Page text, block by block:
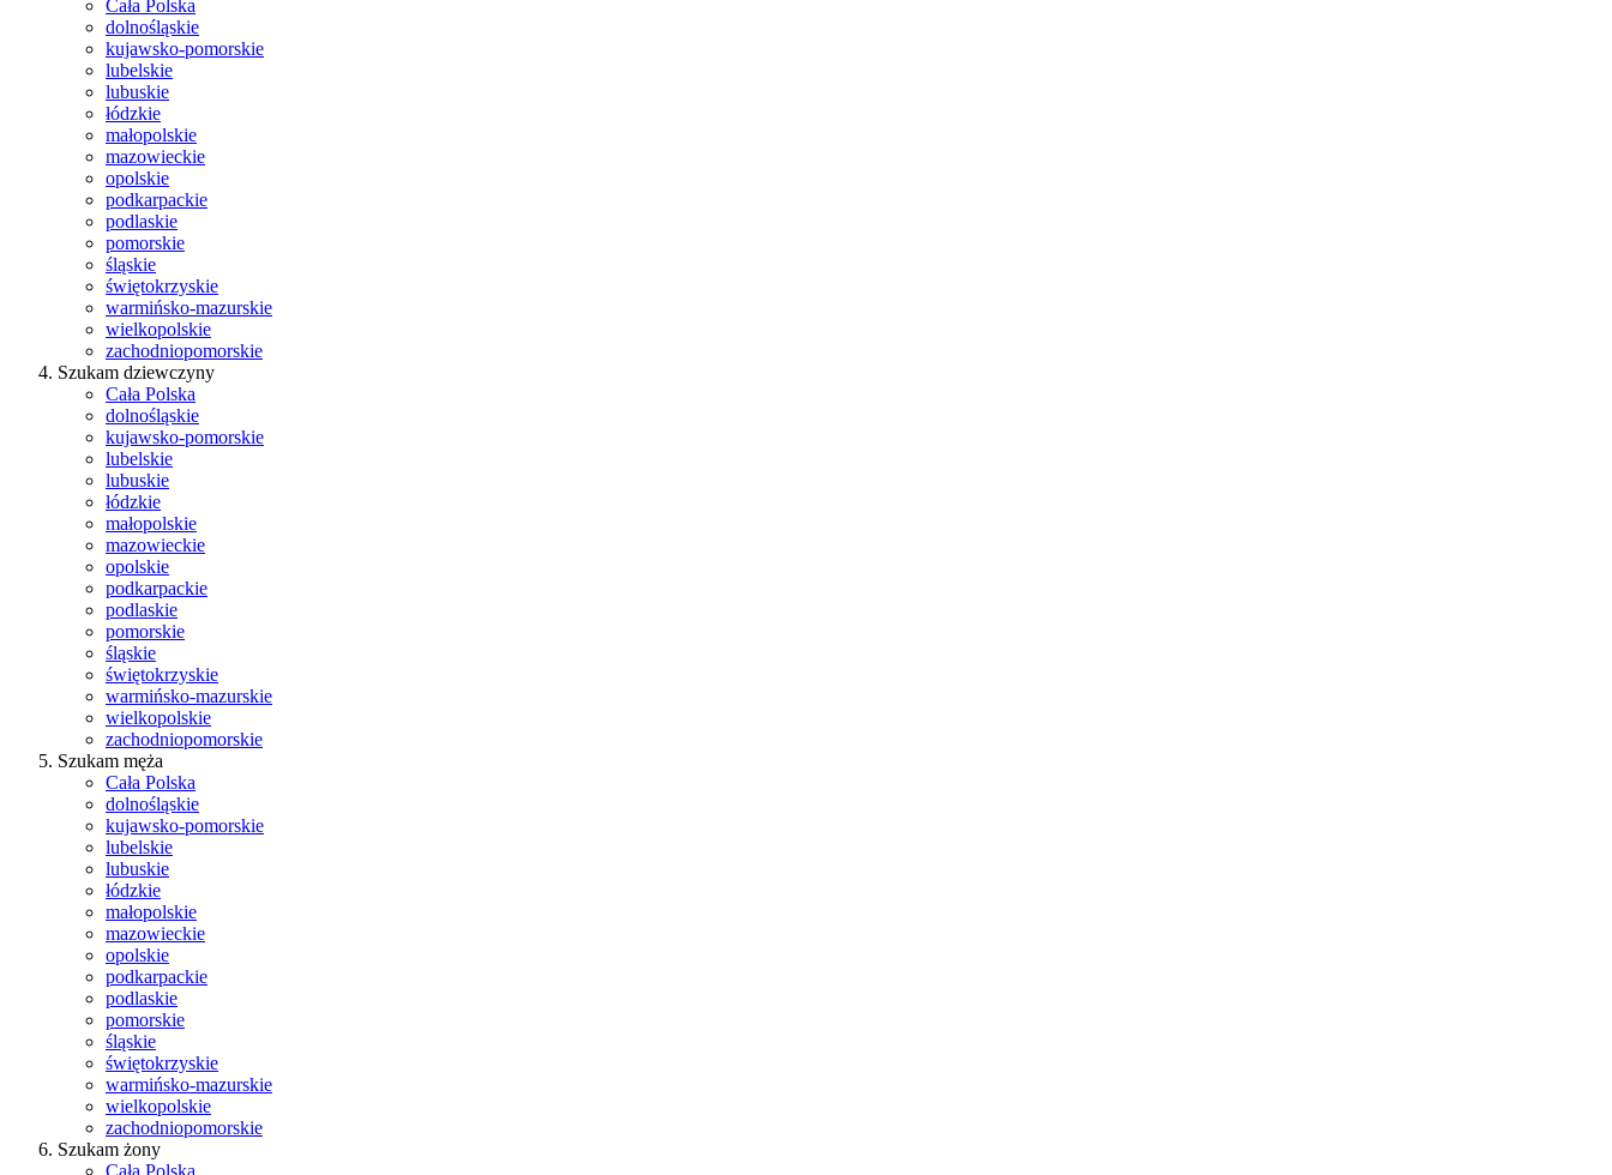
Cała Polska
dolnośląskie
kujawsko-pomorskie
lubelskie
lubuskie
łódzkie
małopolskie
mazowieckie
opolskie
podkarpackie
podlaskie
pomorskie
śląskie
świętokrzyskie
warmińsko-mazurskie
wielkopolskie
zachodniopomorskie
Szukam dziewczyny
Cała Polska
dolnośląskie
kujawsko-pomorskie
lubelskie
lubuskie
łódzkie
małopolskie
mazowieckie
opolskie
podkarpackie
podlaskie
pomorskie
śląskie
świętokrzyskie
warmińsko-mazurskie
wielkopolskie
zachodniopomorskie
Szukam męża
Cała Polska
dolnośląskie
kujawsko-pomorskie
lubelskie
lubuskie
łódzkie
małopolskie
mazowieckie
opolskie
podkarpackie
podlaskie
pomorskie
śląskie
świętokrzyskie
warmińsko-mazurskie
wielkopolskie
zachodniopomorskie
Szukam żony
Cała Polska